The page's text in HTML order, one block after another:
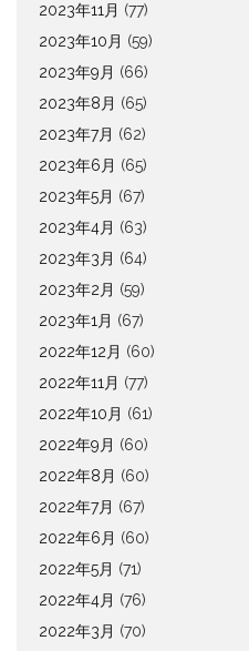
2023年11月 (77)
2023年10月 (59)
2023年9月 (66)
2023年8月 (65)
2023年7月 (62)
2023年6月 (65)
2023年5月 (67)
2023年4月 (63)
2023年3月 (64)
2023年2月 (59)
2023年1月 (67)
2022年12月 (60)
2022年11月 (77)
2022年10月 (61)
2022年9月 (60)
2022年8月 (60)
2022年7月 (67)
2022年6月 (60)
2022年5月 (71)
2022年4月 (76)
2022年3月 (70)